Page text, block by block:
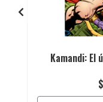
Kamandi: El